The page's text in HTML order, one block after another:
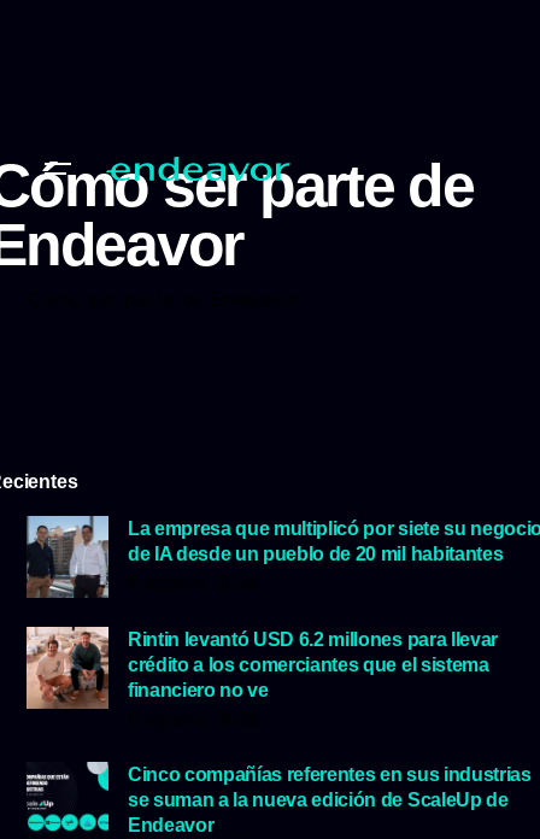
ser parte de
La empresa que multiplicó por siete su
de IA desde un pueblo de 20 mil habitantes
Rintin levantó USD 6.2 millones para llevar
crédito a los comerciantes que el sistema
financiero no ve
Cinco compañías referentes en sus industrias
se suman a la nueva edición de ScaleUp de
Endeavor